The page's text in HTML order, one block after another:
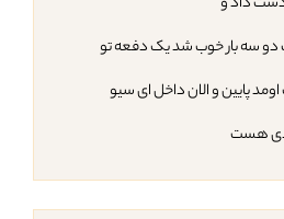
سه بار خوب شد یک دفعه تو
پایین و الان داخل ای سیو
هست